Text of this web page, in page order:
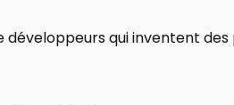
qui inventent